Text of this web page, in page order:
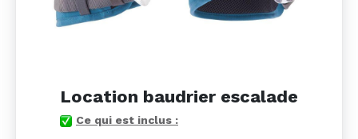
Location baudrier escalade
Ce qui est inclus :